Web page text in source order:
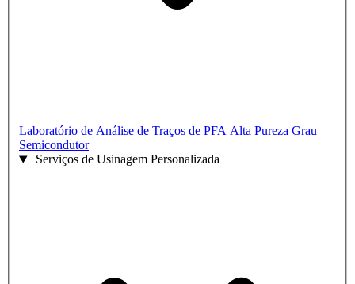
Laboratório de Análise de Traços de PFA Alta Pureza Grau
Semicondutor
Serviços de Usinagem Personalizada